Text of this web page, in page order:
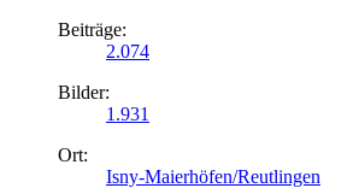
Beiträge:
2.074
Bilder:
1.931
Ort:
Isny-Maierhöfen/Reutlingen